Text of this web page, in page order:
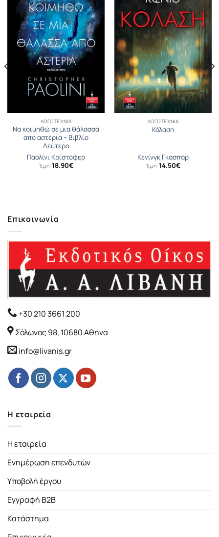
ΛΟΓΟΤΕΧΝΊΑ
Να κοιμηθώ σε μια θάλασσα
από αστέρια – Βιβλίο
Δεύτερο
Παολίνι Κρίστοφερ
Τιμή: 18.90€
ΛΟΓΟΤΕΧΝΊΑ
Κόλαση
Κενίνγκ Γκασπάρ
Τιμή: 14.50€
Επικοινωνία
+30 210 3661 200
Σόλωνος 98, 10680 Αθήνα
info@livanis.gr
Η εταιρεία
Η εταιρεία
Ενημέρωση επενδυτών
Υποβολή έργου
Εγγραφή B2B
Κατάστημα